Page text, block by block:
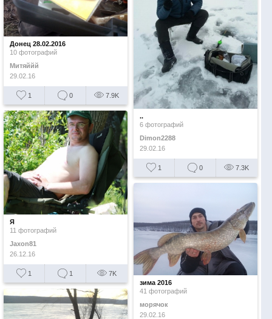
Донец 28.02.2016
10 фотографий
Митяййй
29.02.16
1 0 7.9K
..
6 фотографий
Dimon2288
29.02.16
1 0 7.3K
Я
11 фотографий
Jaxon81
26.12.16
1 1
7K
зима 2016
41 фотографий
морячoк
29.02.16